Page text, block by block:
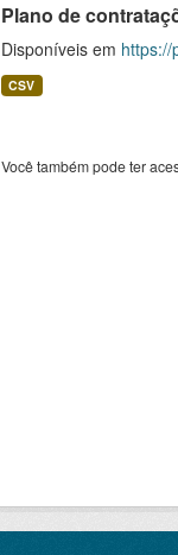
Plano de
Disponíveis em https://
CSV
Você também pode ter